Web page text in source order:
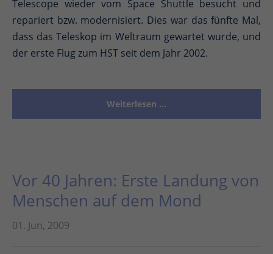
Telescope wieder vom Space Shuttle besucht und
repariert bzw. modernisiert. Dies war das fünfte Mal,
dass das Teleskop im Weltraum gewartet wurde, und
der erste Flug zum HST seit dem Jahr 2002.
Weiterlesen …
Vor 40 Jahren: Erste Landung von
Menschen auf dem Mond
01. Jun, 2009